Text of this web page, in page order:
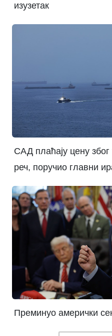
изузетак
САД плаћају цену
реч, поручио главни
Преминуо амерички